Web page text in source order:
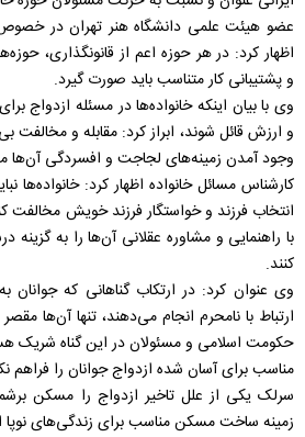
عضو هیئت علمی دانشگاه هنر تهران در
اظهار کرد: در هر حوزه اعم از قانونگذاری،
و پشتیبانی کار متناسب باید صورت گیرد.
وی با بیان اینکه خانواده‌ها در مسئله ازدواج
و ارزش قائل شوند، ابراز کرد: مقابله و مخالفت
وجود آمدن زمینه‌های لجاجت و افسردگی آن‌ها
کارشناس مسائل خانواده اظهار کرد: خانواده‌ها
انتخاب فرزند و خواستگار فرزند خویش
با راهنمایی و مشاوره عقلانی آن‌ها را به
کنند.
وی عنوان کرد: در ارتکاب گناهانی که جوانان
ارتباط با نامحرم انجام می‌دهند، تنها آن‌ها مقصر
حکومت اسلامی و مسئولان در این گناه شریک
مناسب برای آسان شده ازدواج جوانان را فراهم
سرلک یکی از علل تاخیر ازدواج را مسکن
زمینه ساخت مسکن مناسب برای زندگی‌های نوپا